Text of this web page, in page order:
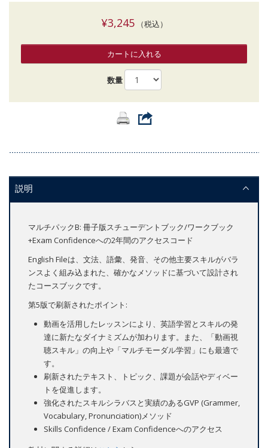
¥3,245（税込）
カートに入れる
数量
説明
マルチパックB: 冊子版スチューデントブック/ワークブック
+Exam Confidenceへの2年間のアクセスコード
English Fileは、文法、語彙、発音、その他主要スキルがバラ
ンスよく組み込まれた、確かなメソッドに基づいて設計され
たコースブックです。
第5版で刷新されたポイント:
動画を活用したレッスンにより、英語学習とスキルの発
達に新たなダイナミズムが加わります。また、「動画視
聴スキル」の向上や「マルチモーダル学習」にも最適で
す。
刷新されたテキスト、トピック、課題が会話やディベー
トを促進します。
強化されたスキルシラバスと実績のあるGVP (Grammer,
Vocabulary, Pronunciation)メソッド
Skills Confidence / Exam Confidenceへのアクセス